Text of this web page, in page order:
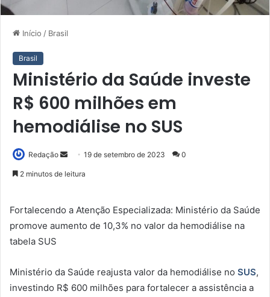
Início / Brasil
Brasil
Ministério da Saúde investe
R$ 600 milhões em
hemodiálise no SUS
Redação
Mande19 de setembro de 2023 0
2 minutos de leitura
Fortalecendo a Atenção Especializada: Ministério da Saúde
promove aumento de 10,3% no valor da hemodiálise na
tabela SUS
Ministério da Saúde reajusta valor da hemodiálise no SUS,
investindo R$ 600 milhões para fortalecer a assistência a